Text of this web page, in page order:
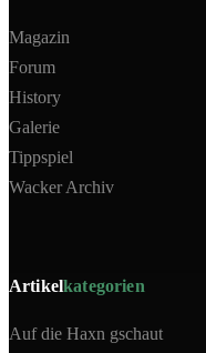
Magazin
Forum
History
Galerie
Tippspiel
Wacker Archiv
Artikelkategorien
Auf die Haxn gschaut